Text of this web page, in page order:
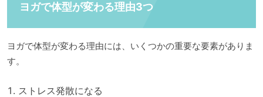
ヨガで体型が変わる理由3つ
ヨガで体型が変わる理由には、いくつかの重要な要素がありま
す。
ストレス発散になる